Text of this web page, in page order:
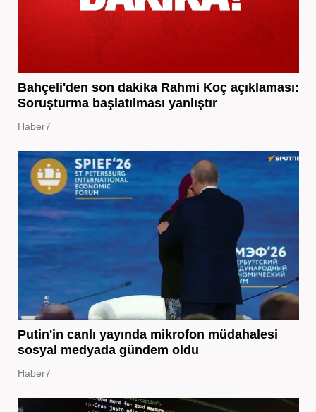
Bahçeli'den son dakika Rahmi Koç açıklaması:
Soruşturma başlatılması yanlıştır
Haber7
Putin'in canlı yayında mikrofon müdahalesi
sosyal medyada gündem oldu
Haber7